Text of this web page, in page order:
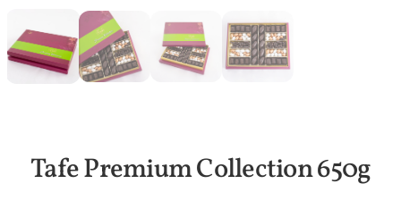
Tafe Premium Collection 650g